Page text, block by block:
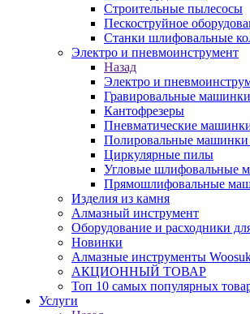
Строительные пылесосы
Пескоструйное
Станки шлифовальные
Электро и пневмоинструмент
Назад
Электро и
Гравировальные машинки
Кантофрезеры
Пневматические
Полировальные
Циркулярные пилы
Угловые
Прямошлифовальные
Изделия из камня
Алмазный инструмент
Оборудование и расходники
Новинки
Алмазные инструменты
АКЦИОННЫЙ ТОВАР
Топ 10 самых популярных
Услуги